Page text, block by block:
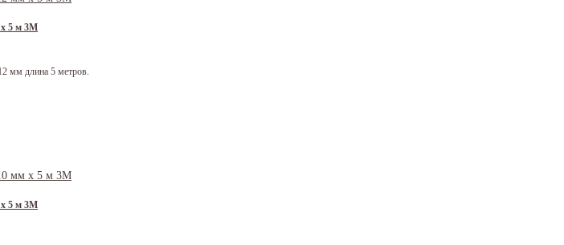
5 м 3M
мм длина 5 метров.
5 м 3M